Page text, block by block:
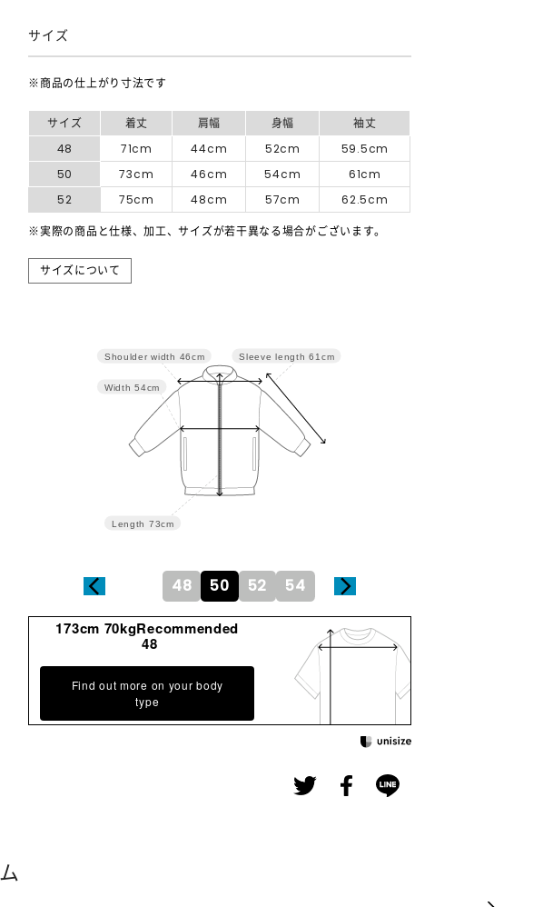
サイズ
※商品の仕上がり寸法です
サイズ 着丈 肩幅 身幅
袖丈
48
71cm 44cm 52cm
59.5cm
50
73cm 46cm 54cm
61cm
52
75cm 48cm 57cm 62.5cm
※実際の商品と仕様、加工、サイズが若干異なる場合がございます。
サイズについて
Sleeve length 61cm
Length 73cm
Width 54cm
Shoulder width 46cm
48 50 52 54
173cm 70kgRecommended
48
Find out more on your body
type